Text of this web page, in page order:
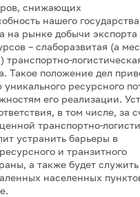
снижающих
нашего
на рынке добычи экспорта
– слаборазвитая (а
транспортно-
Такое положение дел
уникального ресурсного
его реализации.
в том числе, за
транспортно-
устранить барьеры в
и транзитного
а также будет служить
населенных